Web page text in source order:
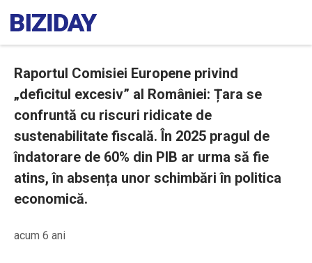
Raportul Comisiei Europene privind
„deficitul excesiv” al României: Țara se
confruntă cu riscuri ridicate de
sustenabilitate fiscală. În 2025 pragul de
îndatorare de 60% din PIB ar urma să fie
atins, în absența unor schimbări în politica
economică.
acum 6 ani